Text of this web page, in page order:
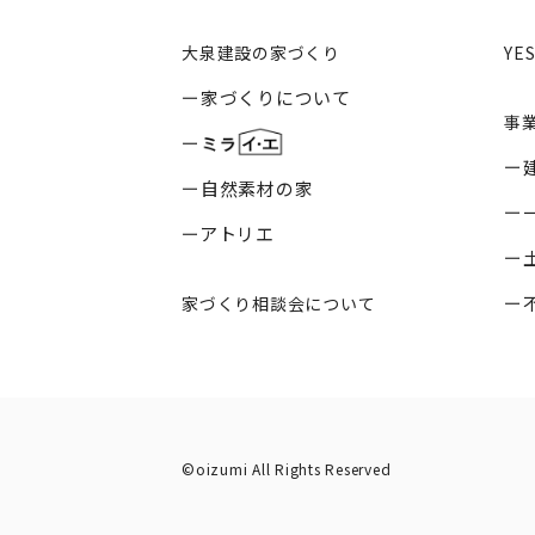
大泉建設の家づくり
家づくりについて
自然素材の家
アトリエ
家づくり相談会について
事
©oizumi All Rights Reserved